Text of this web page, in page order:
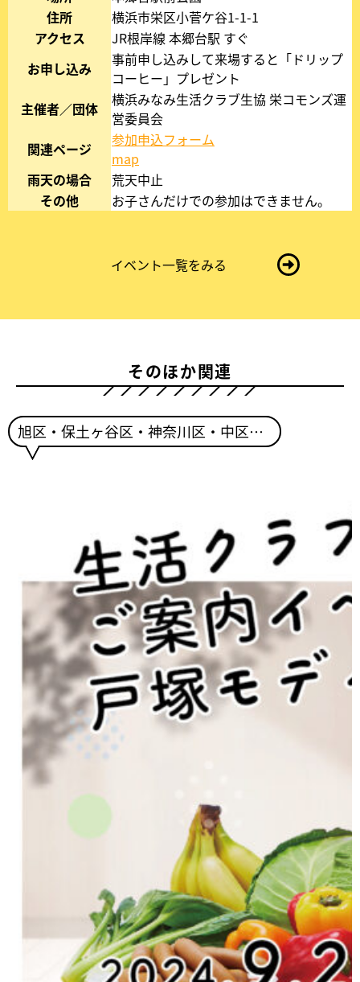
住所
横浜市栄区小菅ケ谷1-1-1
アクセス
JR根岸線 本郷台駅 すぐ
お申し込み
事前申し込みして来場すると「ドリップ
コーヒー」プレゼント
主催者／団体
横浜みなみ生活クラブ生協 栄コモンズ運
営委員会
関連ページ
参加申込フォーム
タ
ブ
は
ウ
で
き
ま
map
し
い
タ
た
ド
ウ
開
き
雨天の場合
荒天中止
その他
お子さんだけでの参加はできません。
イベント一覧をみる
そのほか関連
旭区・保土ヶ谷区・神奈川区・中区・西区・栄区・港南区・金沢区・磯子区・南区・泉区・瀬谷区・戸塚区